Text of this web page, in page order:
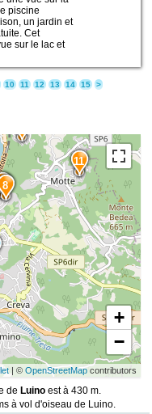
piscine
un jardin et
Cet
sur le lac et
10 11 12 13 14 15 >
11
98
+
−
| © OpenStreetMapcontributors
de Luino est à 430 m.
à vol d'oiseau de Luino.